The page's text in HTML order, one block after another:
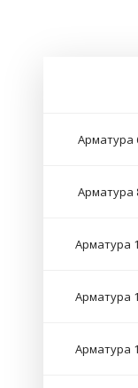
Арматура
Арматура
Арматура
Арматура
Арматура